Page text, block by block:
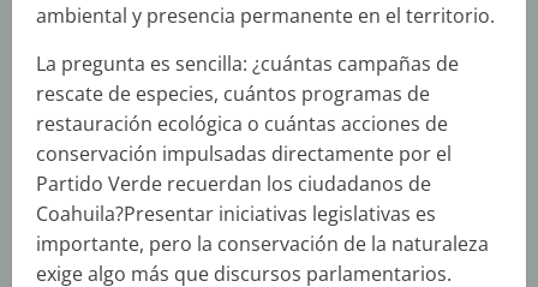
ambiental y presencia permanente en el territorio.
La pregunta es sencilla: ¿cuántas campañas de
rescate de especies, cuántos programas de
restauración ecológica o cuántas acciones de
conservación impulsadas directamente por el
Partido Verde recuerdan los ciudadanos de
Coahuila?Presentar iniciativas legislativas es
importante, pero la conservación de la naturaleza
exige algo más que discursos parlamentarios.